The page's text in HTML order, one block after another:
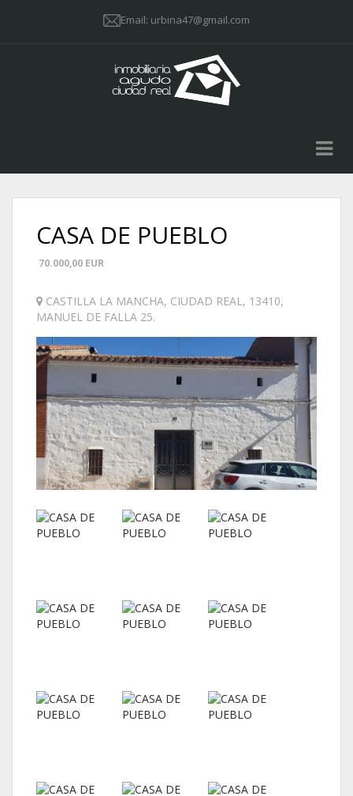
Email: urbina47@gmail.com
CASA DE PUEBLO
70.000,00 EUR
CASTILLA LA MANCHA, CIUDAD REAL, 13410,
MANUEL DE FALLA 25.